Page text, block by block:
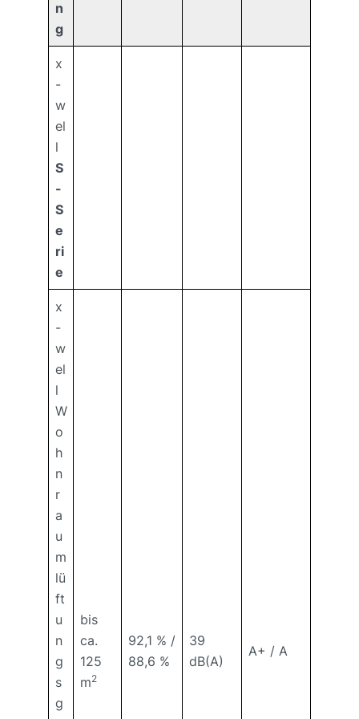
n
g
x
-
w
el
l
S
-
S
e
ri
e
x
-
w
el
l
W
o
h
n
r
a
u
m
lü
ft
u
n
g
s
g
bis
ca.
125
m2
92,1 % /
88,6 %
39
dB(A)
A+ / A